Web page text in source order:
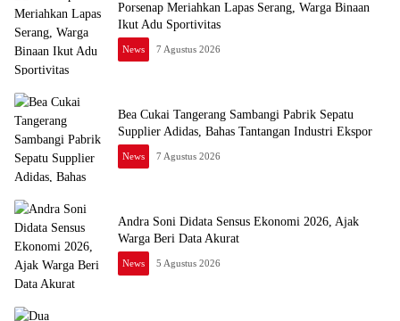
Porsenap Meriahkan Lapas Serang, Warga Binaan
Ikut Adu Sportivitas
News 7 Agustus 2026
Bea Cukai Tangerang Sambangi Pabrik Sepatu
Supplier Adidas, Bahas Tantangan Industri Ekspor
News 7 Agustus 2026
Andra Soni Didata Sensus Ekonomi 2026, Ajak
Warga Beri Data Akurat
News 5 Agustus 2026